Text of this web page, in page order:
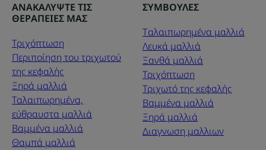
ΑΝΑΚΑΛΥΨΤΕ ΤΙΣ
ΘΕΡΑΠΕΙΕΣ ΜΑΣ
Τριχόπτωση
Περιποίηση του τριχωτού
της κεφαλής
Ξηρά μαλλιά
Ταλαιπωρημένα,
εύθραυστα μαλλιά
Βαμμένα μαλλιά
Θαμπά μαλλιά
ΣΥΜΒΟΥΛΕΣ
Tαλαιπωρημένα μαλλιά
Λευκά μαλλιά
Ξανθά μαλλιά
Τριχόπτωση
Τριχωτό της κεφαλής
Βαμμένα μαλλιά
Ξηρά μαλλιά
Διαγνωση μαλλιων